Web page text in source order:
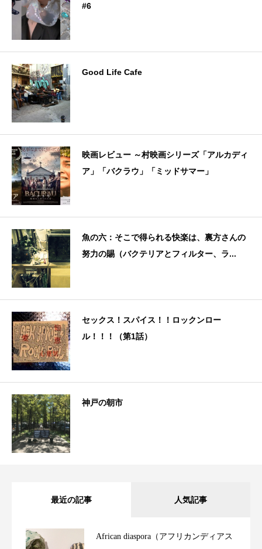
#6
Good Life Cafe
映画レビュー ～村映画シリーズ「アルカディ
ア」「バクラウ」「ミッドサマー」
魚の六：そこで得られる快楽は、裏方さんの
努力の賜（バクテリアとフィルター、ラ...
セックス！スパイス！！ロックンロー
ル！！！（第1話）
神戸の朝市
最近の記事 人気記事
African diaspora（アフリカンディアス